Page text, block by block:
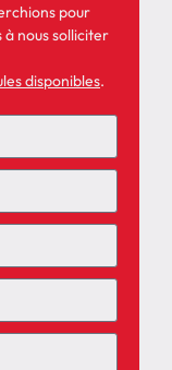
pour
à nous solliciter
disponibles.